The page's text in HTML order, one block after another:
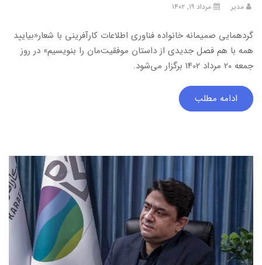
مدیر مرداد ۱۹, ۱۴۰۲
گردهمایی صمیمانه خانواده فناوری اطلاعات کارآفرینی با شعار«بیایید
همه با هم فصل جدیدی از داستان موفقیت‌مان را بنویسیم» در روز
جمعه 20 مرداد 1402 برگزار می‌شود.
ادامه مطلب